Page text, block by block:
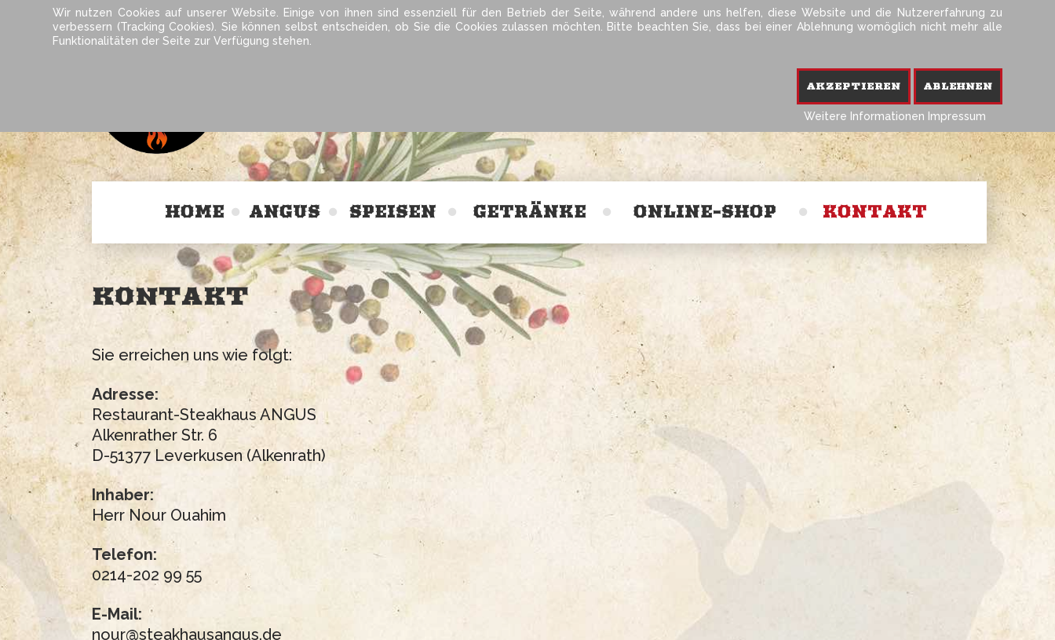
HOME ANGUS SPEISEN GETRÄNKE ONLINE-SHOP KONTAKT
KONTAKT
Sie erreichen uns wie folgt:
Adresse:
Restaurant-Steakhaus ANGUS
Alkenrather Str. 6
D-51377 Leverkusen (Alkenrath)
Inhaber:
Herr Nour Ouahim
Telefon:
0214-202 99 55
E-Mail:
nour@steakhausangus.de
Wir nutzen Cookies auf unserer Website. Einige von ihnen sind essenziell für den Betrieb der Seite, während andere uns helfen, diese Website und die Nutzererfahrung zu
verbessern (Tracking Cookies). Sie können selbst entscheiden, ob Sie die Cookies zulassen möchten. Bitte beachten Sie, dass bei einer Ablehnung womöglich nicht mehr alle
Funktionalitäten der Seite zur Verfügung stehen.
AKZEPTIEREN ABLEHNEN
Weitere Informationen Impressum